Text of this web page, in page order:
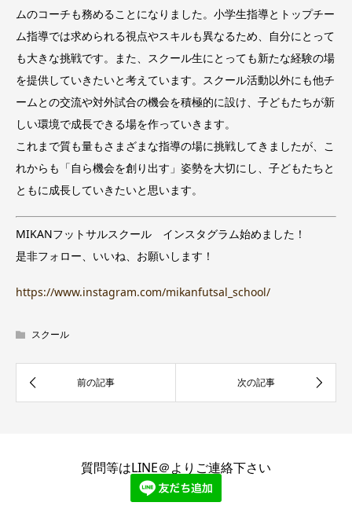
ムのコーチも務めることになりました。小学生指導とトップチー
ム指導では求められる視点やスキルも異なるため、自分にとって
も大きな挑戦です。また、スクール生にとっても新たな経験の場
を提供していきたいと考えています。スクール活動以外にも他チ
ームとの交流や対外試合の機会を積極的に設け、子どもたちが新
しい環境で成長できる場を作っていきます。
これまで質も量もさまざまな指導の場に挑戦してきましたが、こ
れからも「自ら機会を創り出す」姿勢を大切にし、子どもたちと
ともに成長していきたいと思います。
MIKANフットサルスクール インスタグラム始めました！
是非フォロー、いいね、お願いします！
https://www.instagram.com/mikanfutsal_school/
スクール
質問等はLINE＠よりご連絡下さい